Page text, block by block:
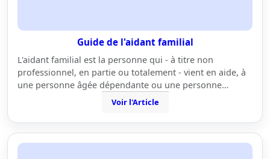
Guide de l'aidant familial
L'aidant familial est la personne qui - à titre non
professionnel, en partie ou totalement - vient en aide, à
une personne âgée dépendante ou une personne…
Voir l'Article